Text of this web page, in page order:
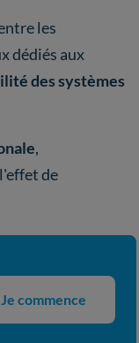
les
dédiés aux
des systèmes
,
de
Je commence